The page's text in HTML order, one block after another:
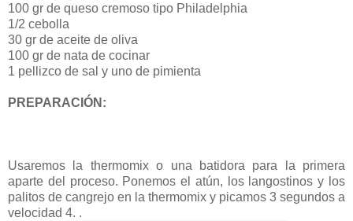
100 gr de queso cremoso tipo Philadelphia
1/2 cebolla
30 gr de aceite de oliva
100 gr de nata de cocinar
1 pellizco de sal y uno de pimienta
PREPARACIÓN:
Usaremos la thermomix o una batidora para la primera
aparte del proceso. Ponemos el atún, los langostinos y los
palitos de cangrejo en la thermomix y picamos 3 segundos a
velocidad 4. .